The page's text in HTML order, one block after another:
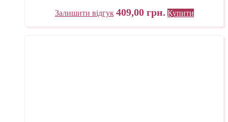
Залишити відгук 409,00 грн. Купити